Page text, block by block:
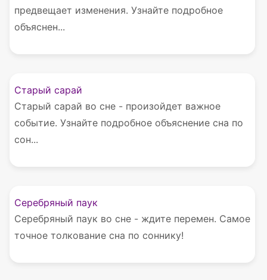
предвещает изменения. Узнайте подробное
объяснен...
Старый сарай
Старый сарай во сне - произойдет важное
событие. Узнайте подробное объяснение сна по
сон...
Серебряный паук
Серебряный паук во сне - ждите перемен. Самое
точное толкование сна по соннику!